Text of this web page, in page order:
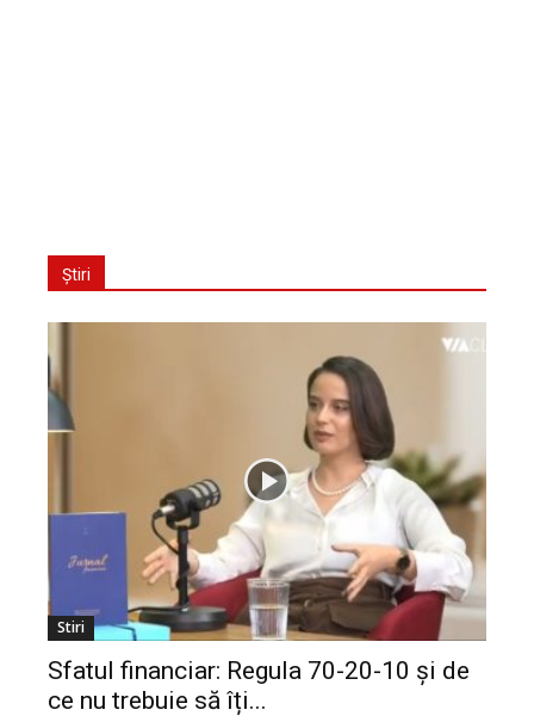
Știri
Stiri
Sfatul financiar: Regula 70-20-10 și de
ce nu trebuie să îți...